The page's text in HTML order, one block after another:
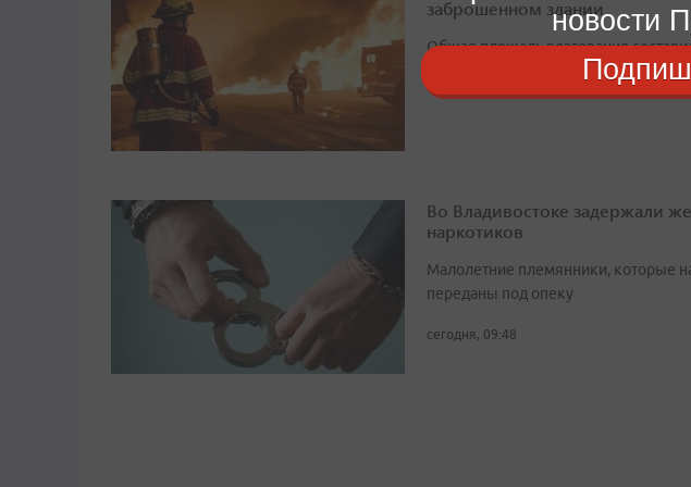
заброшенном здании
Общая площадь возгорания
11:16, 6 августа 2026
Во Владивостоке задержали
наркотиков
Малолетние племянники, которые
переданы под опеку
сегодня, 09:48
новости